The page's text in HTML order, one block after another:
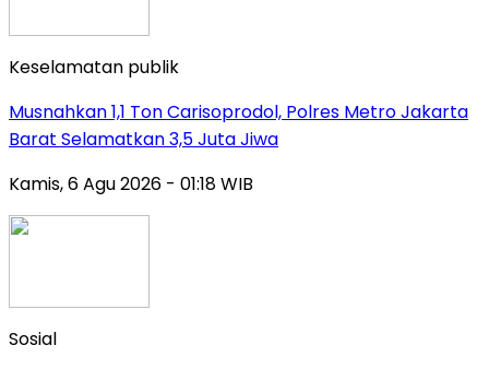
Keselamatan publik
Musnahkan 1,1 Ton Carisoprodol, Polres Metro Jakarta
Barat Selamatkan 3,5 Juta Jiwa
Kamis, 6 Agu 2026 - 01:18 WIB
Sosial